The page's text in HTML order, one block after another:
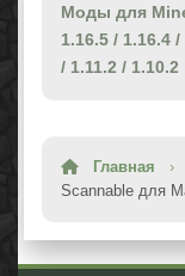
Моды для
1.16.5 / 1.16.4 /
/ 1.11.2 / 1.10.2
Главная ›
Scannable для